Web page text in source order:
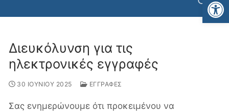
Αναζήτηση για:
Διευκόλυνση για τις
ηλεκτρονικές εγγραφές
30 ΙΟΥΝΙΟΥ 2025 ΕΓΓΡΑΦΕΣ
Σας ενημερώνουμε ότι προκειμένου να